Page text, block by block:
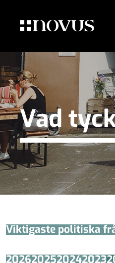
Vad
Viktigaste politiska
2026202520242023